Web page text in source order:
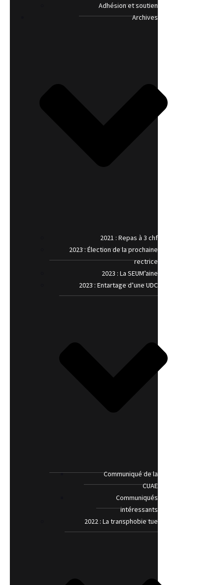
Adhésion et soutien
Archives
2021 : Repas à 3 chf
2023 : Élection de la prochaine
rectrice
2023 : La SEUM’aine
2023 : Entartage d’une UDC
Communiqué de la
CUAE
Communiqués
intéressants
2022 : La transphobie tue